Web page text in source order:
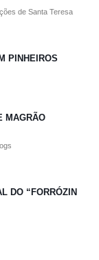
de Santa Teresa
PINHEIROS
MAGRÃO
DO “FORRÓZIN